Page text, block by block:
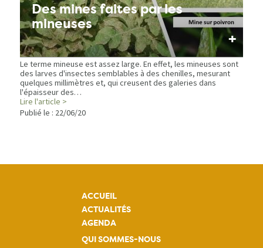
Des mines faites par les
mineuses
+
Le terme mineuse est assez large. En effet, les mineuses sont
des larves d'insectes semblables à des chenilles, mesurant
quelques millimètres et, qui creusent des galeries dans
l'épaisseur des…
Lire l'article >
Publié le : 22/06/20
ACCUEIL
ACTUALITÉS
AGENDA
QUI SOMMES-NOUS